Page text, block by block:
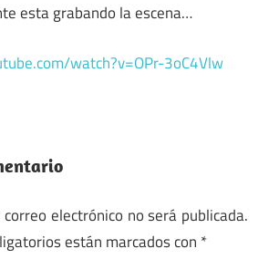
esta grabando la escena…
watch?v=OPr-3oC4Vlw
electrónico no será publicada.
están marcados con *